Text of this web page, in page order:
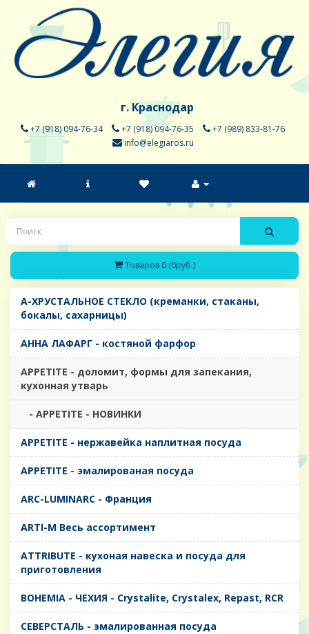
г. Краснодар
+7 (918) 094-76-34 +7 (918) 094-76-35
+7 (989) 833-81-76
info@elegiaros.ru
Товаров 0 (0руб.)
A-ХРУСТАЛЬНОЕ СТЕКЛО (креманки, стаканы,
бокалы, сахарницы)
AHHA ЛАФАРГ - костяной фарфор
APPETITE - доломит, формы для запекания,
кухонная утварь
- APPETITE - НОВИНКИ
APPETITE - нержавейка наплитная посуда
APPETITE - эмалированая посуда
ARC-LUMINARC - Франция
ARTI-M Весь ассортимент
ATTRIBUTE - кухоная навеска и посуда для
приготовления
BOHEMIA - ЧЕХИЯ - Crystalite, Crystalex, Repast, RCR
CЕВЕРСТАЛЬ - эмалированная посуда